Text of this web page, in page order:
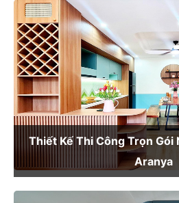
Thiết Kế Thi Công Trọn Gói
Aranya